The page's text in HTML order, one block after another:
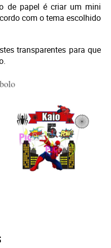
de papel é criar um mini
com o tema escolhido
transparentes para que